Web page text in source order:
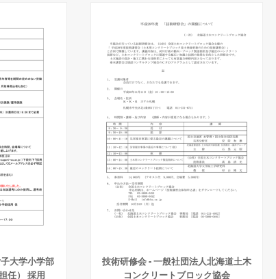
大学小学部
任） 採用
技術研修会 - 一般社団法人北海道土木
コンクリートブロック協会